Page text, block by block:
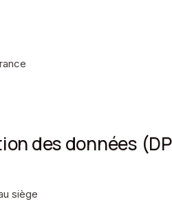
des données
siège